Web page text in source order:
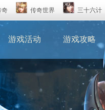
奇 传奇世界 三十六计
游戏活动 游戏攻略